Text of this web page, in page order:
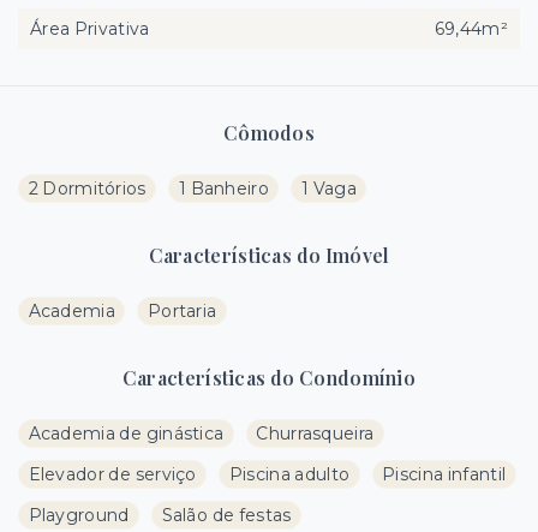
Cômodos
2 Dormitórios 1 Banheiro 1 Vaga
Características do Imóvel
Academia Portaria
Características do Condomínio
Academia de ginástica
Churrasqueira
Elevador de serviço
Piscina adulto
Piscina infantil
Playground
Salão de festas
Área Privativa
69,44m²